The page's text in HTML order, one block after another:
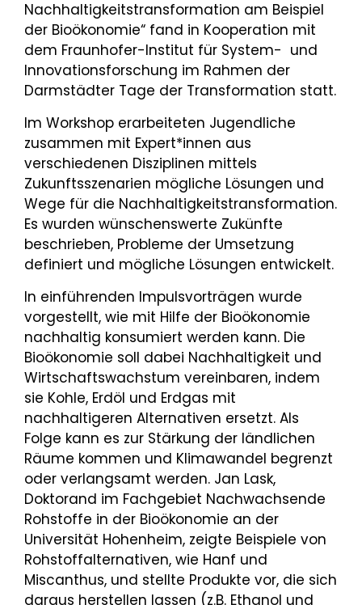
Nachhaltigkeitstransformation am Beispiel
der Bioökonomie“ fand in Kooperation mit
dem Fraunhofer-Institut für System- und
Innovationsforschung im Rahmen der
Darmstädter Tage der Transformation statt.
Im Workshop erarbeiteten Jugendliche
zusammen mit Expert*innen aus
verschiedenen Disziplinen mittels
Zukunftsszenarien mögliche Lösungen und
Wege für die Nachhaltigkeitstransformation.
Es wurden wünschenswerte Zukünfte
beschrieben, Probleme der Umsetzung
definiert und mögliche Lösungen entwickelt.
In einführenden Impulsvorträgen wurde
vorgestellt, wie mit Hilfe der Bioökonomie
nachhaltig konsumiert werden kann. Die
Bioökonomie soll dabei Nachhaltigkeit und
Wirtschaftswachstum vereinbaren, indem
sie Kohle, Erdöl und Erdgas mit
nachhaltigeren Alternativen ersetzt. Als
Folge kann es zur Stärkung der ländlichen
Räume kommen und Klimawandel begrenzt
oder verlangsamt werden. Jan Lask,
Doktorand im Fachgebiet Nachwachsende
Rohstoffe in der Bioökonomie an der
Universität Hohenheim, zeigte Beispiele von
Rohstoffalternativen, wie Hanf und
Miscanthus, und stellte Produkte vor, die sich
daraus herstellen lassen (z.B. Ethanol und